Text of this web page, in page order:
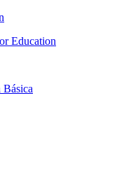
Education
Básica